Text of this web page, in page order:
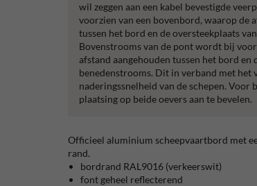
wil zeggen aan een kabel bevestigde
voorzien van een bovenbord, waarop de
tussen het bord en de oversteekplaats
Bovenstrooms van de pont wordt bij
afstand aangehouden tussen het bord en
benedenstrooms. Dit in verband met het
naderingssnelheid van de schepen. Voor
plaatsing op beide oevers aan te bevelen.
Officieel aluminium scheepvaartbord met
rand.
bordrand RAL9016 (verkeerswit)
font geheel reflecterend